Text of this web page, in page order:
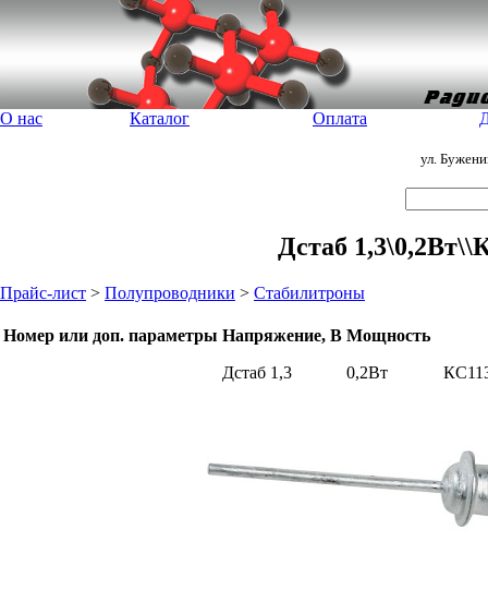
О нас Каталог Оплата
ул.
Дстаб
Прайс-лист > Полупроводники > Стабилитроны
Номер или доп. параметры Напряжение, В Мощность
Дстаб 1,3
0,2Вт